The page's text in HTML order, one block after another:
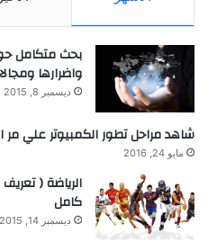
بحث متكامل
واضرارها
ديسمبر 8, 2015
شاهد مراحل تطور الكمبيوتر علي مر
مايو 24, 2016
الرياضة (
كامل
ديسمبر 14, 2015